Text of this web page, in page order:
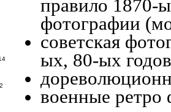
правило 1870-
фотографии
советская
ых, 80-ых
военные ретро